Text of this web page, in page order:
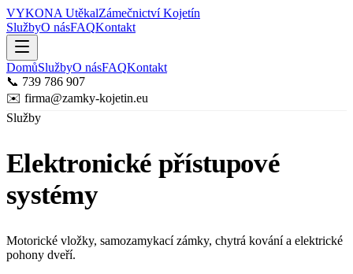
VYKONA UtěkalZámečnictví Kojetín
SlužbyO násFAQKontakt
DomůSlužbyO násFAQKontakt
📞 739 786 907
✉️ firma@zamky-kojetin.eu
Služby
Elektronické přístupové
systémy
Motorické vložky, samozamykací zámky, chytrá kování a elektrické
pohony dveří.